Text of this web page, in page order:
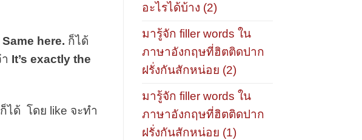
here. ก็ได้
It’s exactly the
ได้ โดย like จะทำ
อะไรได้บ้าง (2)
มารู้จัก filler words ใน
ภาษาอังกฤษที่ฮิตติดปาก
ฝรั่งกันสักหน่อย (2)
มารู้จัก filler words ใน
ภาษาอังกฤษที่ฮิตติดปาก
ฝรั่งกันสักหน่อย (1)